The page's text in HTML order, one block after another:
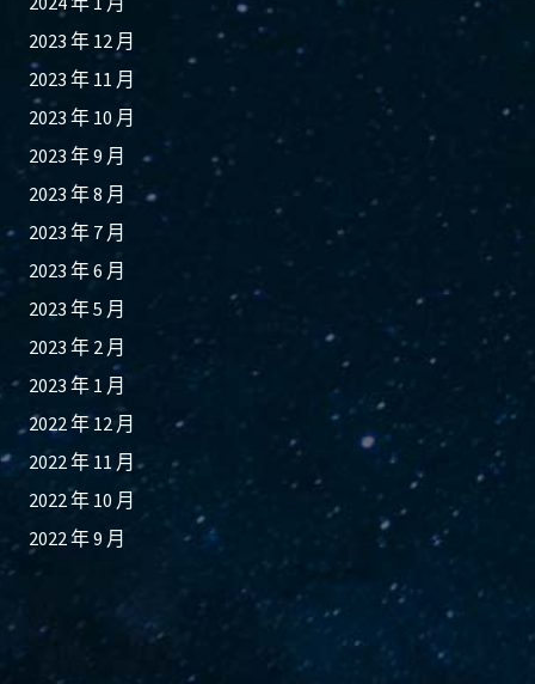
2023 年 12 月
2023 年 11 月
2023 年 10 月
2023 年 9 月
2023 年 8 月
2023 年 7 月
2023 年 6 月
2023 年 5 月
2023 年 2 月
2023 年 1 月
2022 年 12 月
2022 年 11 月
2022 年 10 月
2022 年 9 月